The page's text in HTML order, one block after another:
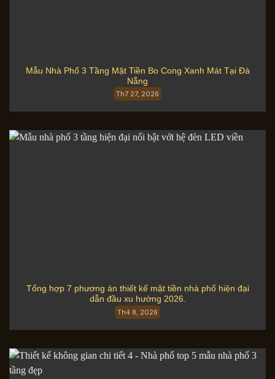
Mẫu Nhà Phố 3 Tầng Mặt Tiền Bo Cong Xanh Mát Tại Đà
Nẵng
Th7 27, 2026
Tổng hợp 7 phương án thiết kế mặt tiền nhà phố hiện đại
dẫn đầu xu hướng 2026.
Th4 8, 2026